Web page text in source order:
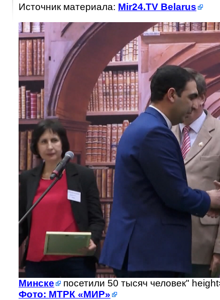
Источник материала: Mir24.TV Belarus
Минске
посетили 50 тысяч человек"
Фото: МТРК «МИР»